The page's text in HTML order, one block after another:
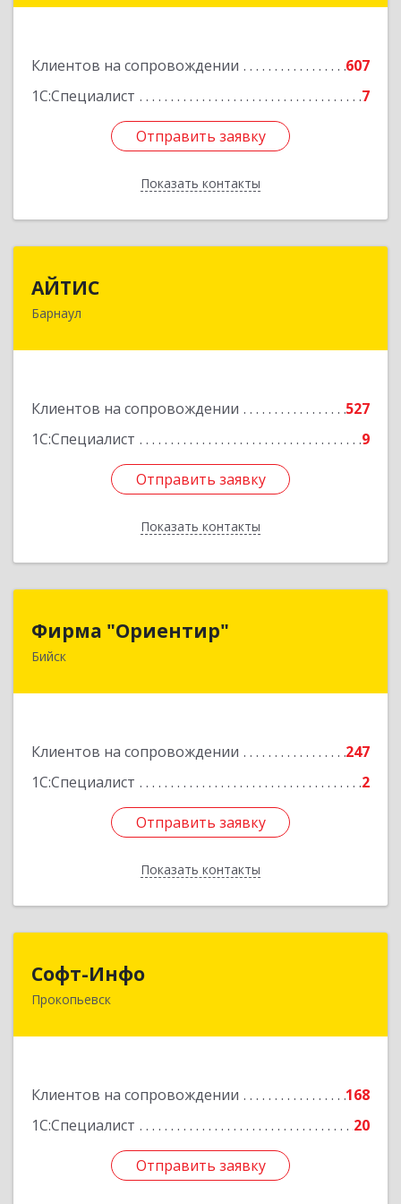
Клиентов на сопровождении
607
1С:Специалист
7
Отправить заявку
Показать контакты
Отправить заявку
Назад
АЙТИС
Барнаул
Клиентов на сопровождении
527
1С:Специалист
9
Отправить заявку
Показать контакты
656067, Алтайский край, Барнаул г, Взлетная ул,
Отправить заявку
Назад
Фирма "Ориентир"
Бийск
Клиентов на сопровождении
247
1С:Специалист
2
Отправить заявку
Показать контакты
659300, Алтайский край, Бийск г, Сергея Кирова
Отправить заявку
Назад
Софт-Инфо
Прокопьевск
Клиентов на сопровождении
168
1С:Специалист
20
Отправить заявку
653039, Кемеровская область - Кузбасс,
Подробнее
Отправить заявку